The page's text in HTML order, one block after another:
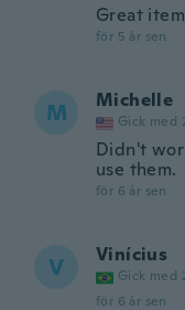
Great item
för 5 år sen
M Michelle
Gick med
Didn't
use them.
för 6 år sen
V Vinícius
Gick med
för 6 år sen